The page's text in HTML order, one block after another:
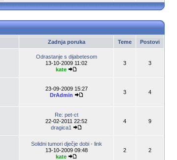
Zadnja poruka Teme Postovi
Odrastanje s dijabetesom
13-10-2009 11:02
kate
3 3
23-09-2009 15:27
DrAdmin
3 4
Re: pet-ct
22-02-2011 22:52
dragica1
4 9
Solidni tumori dječje dobi - link
13-10-2009 09:48
kate
2 2